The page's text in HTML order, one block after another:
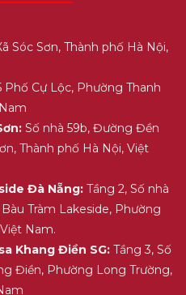
tác dụng tốt đối với
tiểu đường
HIV
ngừa béo phì
giảm các chứng viêm
áp
bệnh Alzheimer
hơn, nhất là các độc
hóa của làn da
Sóc Sơn, Thành phố Hà Nội,
Phố Cự Lộc, Phường Thanh
Số nhà 59b, Đường Đền
Thành phố Hà Nội, Việt
Đà Nẵng:Tầng 2, Số nhà
Tràm Lakeside, Phường
Nam.
Khang Điền SG:Tầng 3, Số
Điền, Phường Long Trường,